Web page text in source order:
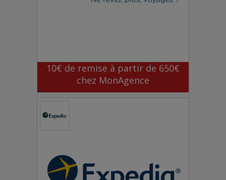
10€ de remise à partir de 650€
chez MonAgence